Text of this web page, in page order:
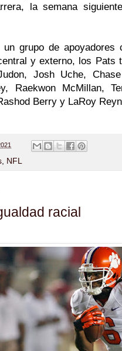
la semana
grupo de apoyadores
y externo, los Pats
Josh Uche,
Raekwon McMillan,
Berry y LaRoy
NFL
racial